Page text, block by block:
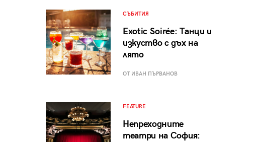
СЪБИТИЯ
Exotic Soirée: Танци и
изкуство с дъх на
лято
ОТ ИВАН ПЪРВАНОВ
FEATURE
Непреходните
театри на София: